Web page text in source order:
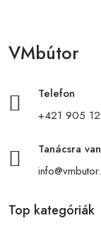
VMbútor
Telefon
+421 905
Tanácsra
Top kategóriák